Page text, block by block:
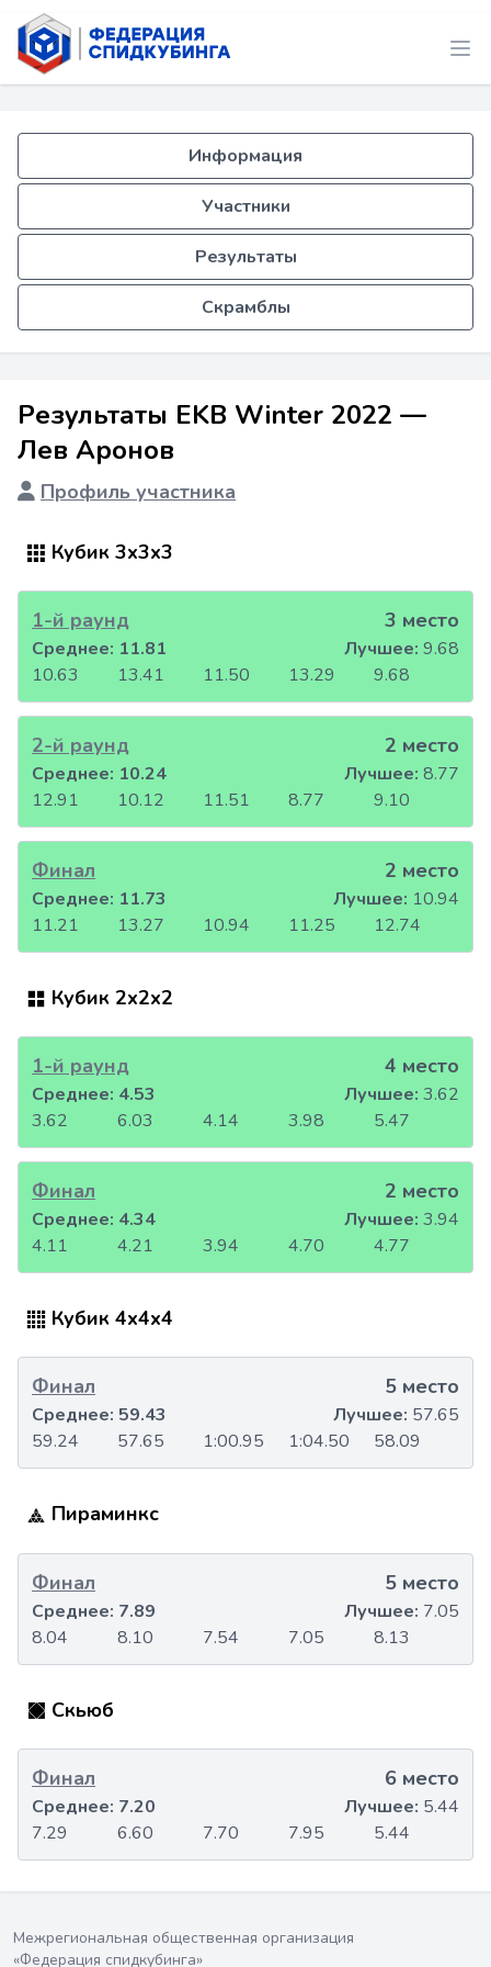
Информация
Участники
Результаты
Скрамблы
Результаты EKB Winter 2022 —
Лев Аронов
Профиль участника
Кубик 3x3x3
1-й раунд 3 место
10.63 13.41 11.50 13.29 9.68
Среднее: 11.81 Лучшее: 9.68
2-й раунд 2 место
12.91 10.12 11.51 8.77 9.10
Среднее: 10.24 Лучшее: 8.77
Финал 2 место
11.21 13.27 10.94 11.25 12.74
Среднее: 11.73 Лучшее: 10.94
Кубик 2x2x2
1-й раунд 4 место
3.62 6.03 4.14 3.98 5.47
Среднее: 4.53 Лучшее: 3.62
Финал 2 место
4.11 4.21 3.94 4.70 4.77
Среднее: 4.34 Лучшее: 3.94
Кубик 4x4x4
Финал 5 место
59.24 57.65 1:00.95 1:04.50 58.09
Среднее: 59.43 Лучшее: 57.65
Пираминкс
Финал 5 место
8.04 8.10 7.54 7.05 8.13
Среднее: 7.89 Лучшее: 7.05
Скьюб
Финал 6 место
7.29 6.60 7.70 7.95 5.44
Среднее: 7.20 Лучшее: 5.44
Межрегиональная общественная организация
«Федерация спидкубинга»